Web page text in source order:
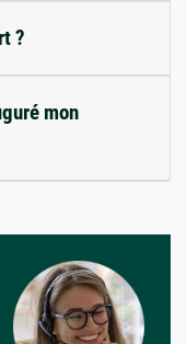
?
mon